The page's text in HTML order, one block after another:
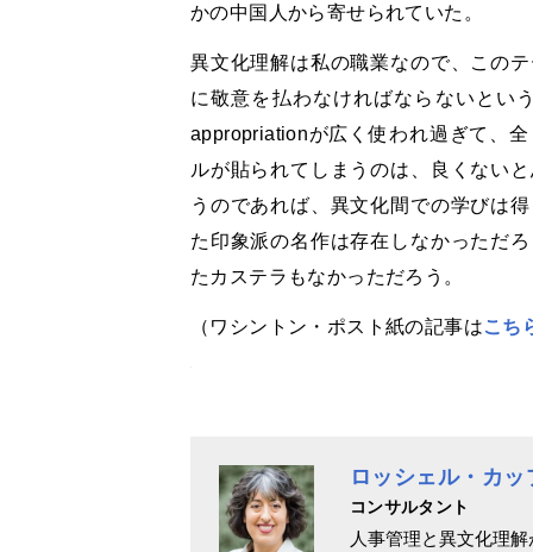
かの中国人から寄せられていた。
異文化理解は私の職業なので、この
に敬意を払わなければならないとい
appropriationが広く使われ過ぎて、
ルが貼られてしまうのは、良くない
うのであれば、異文化間での学びは
た印象派の名作は存在しなかっただ
たカステラもなかっただろう。
（ワシントン・ポスト紙の記事はこち
ロッシェル・カッ
コンサルタント
人事管理と異文化理